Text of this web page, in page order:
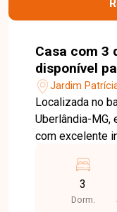
Casa com 3
disponível
Patrícia em
Jardim
Localizada no
Uberlândia-MG,
com excelente
diversos
conforto e
3
Dorm.